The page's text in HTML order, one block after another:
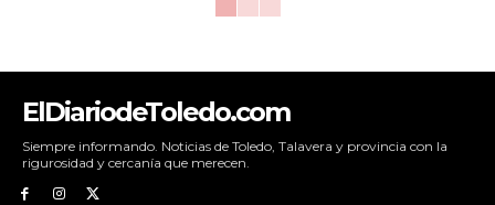
ElDiariodeToledo.com
Siempre informando. Noticias de Toledo, Talavera y provincia con la
rigurosidad y cercanía que merecen.